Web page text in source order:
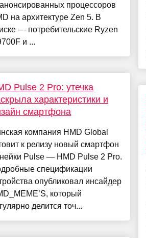
процессоров
на архитектуре Zen 5. В
— потребительские Ryzen
и ...
Pulse 2 Pro: утечка
характеристики и
смартфона
компания HMD Global
к релизу новый смартфон
Pulse — HMD Pulse 2 Pro.
спецификации
опубликовал инсайдер
который
делится точ...